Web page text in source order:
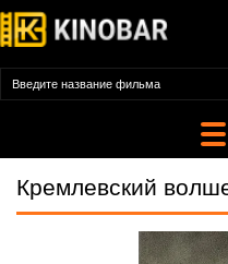
Кремлевский